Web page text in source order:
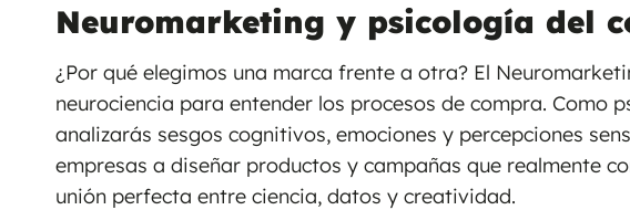
Neuromarketing y psicología del
¿Por qué elegimos una marca frente a otra? El
neurociencia para entender los procesos de compra. Como
analizarás sesgos cognitivos, emociones y percepciones
empresas a diseñar productos y campañas que realmente
unión perfecta entre ciencia, datos y creatividad.